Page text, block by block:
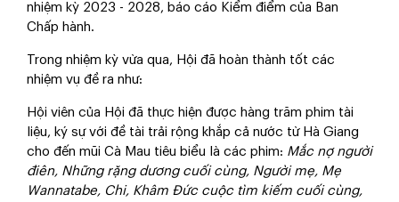
nhiệm kỳ 2023 - 2028, báo cáo Kiểm điểm của Ban
Chấp hành.
Trong nhiệm kỳ vừa qua, Hội đã hoàn thành tốt các
nhiệm vụ đề ra như:
Hội viên của Hội đã thực hiện được hàng trăm phim tài
liệu, ký sự với đề tài trải rộng khắp cả nước từ Hà Giang
cho đến mũi Cà Mau tiêu biểu là các phim: Mắc nợ người
điên, Những rặng dương cuối cùng, Người mẹ, Mẹ
Wannatabe, Chi, Khâm Đức cuộc tìm kiếm cuối cùng,